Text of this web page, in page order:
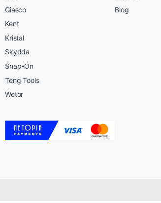
Giasco
Kent
Kristal
Skydda
Snap-On
Teng Tools
Wetor
Blog